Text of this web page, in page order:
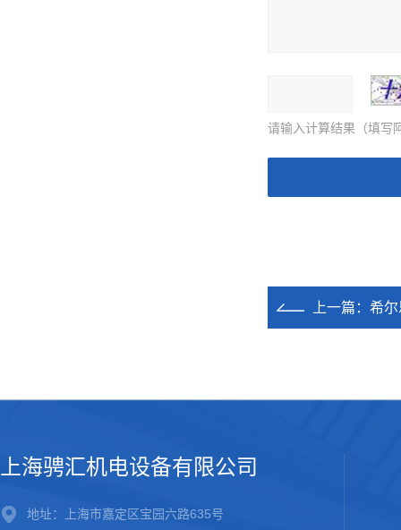
请输入计算结果（填写
上一篇： 希
上海骋汇机电设备有限公司
地址：上海市嘉定区宝园六路635号